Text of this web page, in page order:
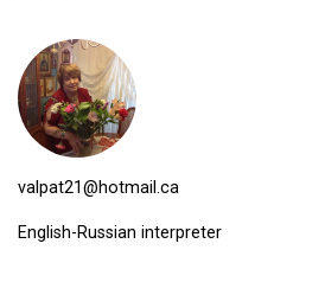
valpat21@hotmail.ca
English-Russian interpreter